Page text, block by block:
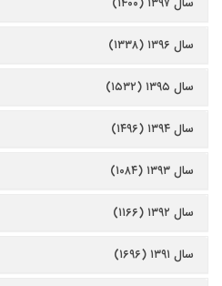
سال ۱۳۹۶ (۱۳۳۸)
سال ۱۳۹۵ (۱۵۳۲)
سال ۱۳۹۴ (۱۴۹۶)
سال ۱۳۹۳ (۱۰۸۴)
سال ۱۳۹۲ (۱۱۶۶)
سال ۱۳۹۱ (۱۶۹۶)